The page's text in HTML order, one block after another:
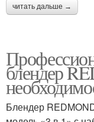
читать дальше →
блендер
Блендер